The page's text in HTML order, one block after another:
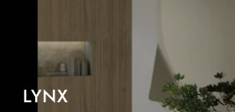
LYNX